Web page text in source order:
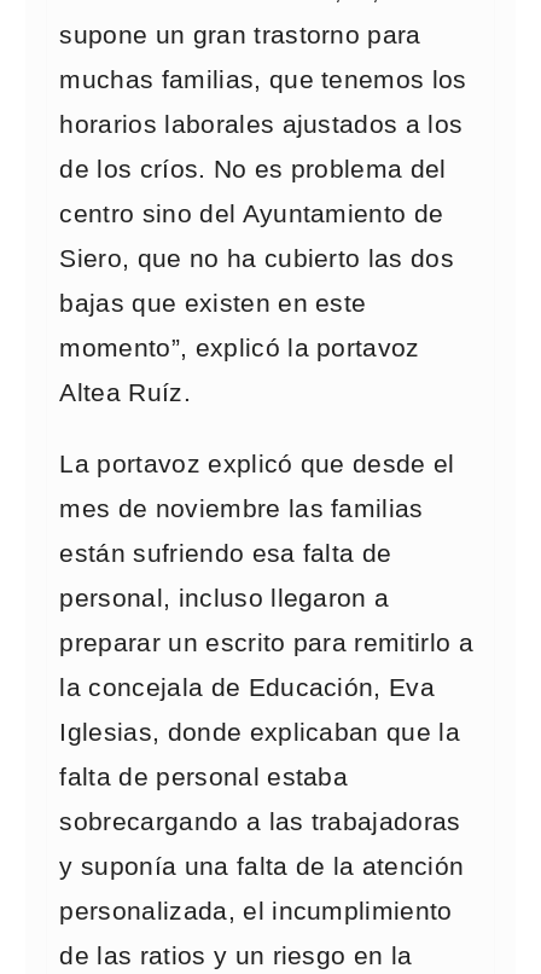
supone un gran trastorno para
muchas familias, que tenemos los
horarios laborales ajustados a los
de los críos. No es problema del
centro sino del Ayuntamiento de
Siero, que no ha cubierto las dos
bajas que existen en este
momento”, explicó la portavoz
Altea Ruíz.
La portavoz explicó que desde el
mes de noviembre las familias
están sufriendo esa falta de
personal, incluso llegaron a
preparar un escrito para remitirlo a
la concejala de Educación, Eva
Iglesias, donde explicaban que la
falta de personal estaba
sobrecargando a las trabajadoras
y suponía una falta de la atención
personalizada, el incumplimiento
de las ratios y un riesgo en la